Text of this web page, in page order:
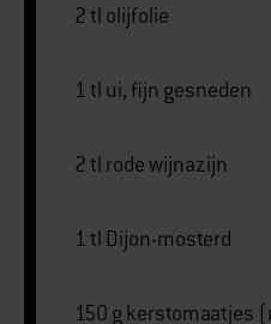
2 tl olijfolie
1 tl ui, fijn gesneden
2 tl rode wijnazijn
1 tl Dijon-mosterd
150 g kerstomaatjes